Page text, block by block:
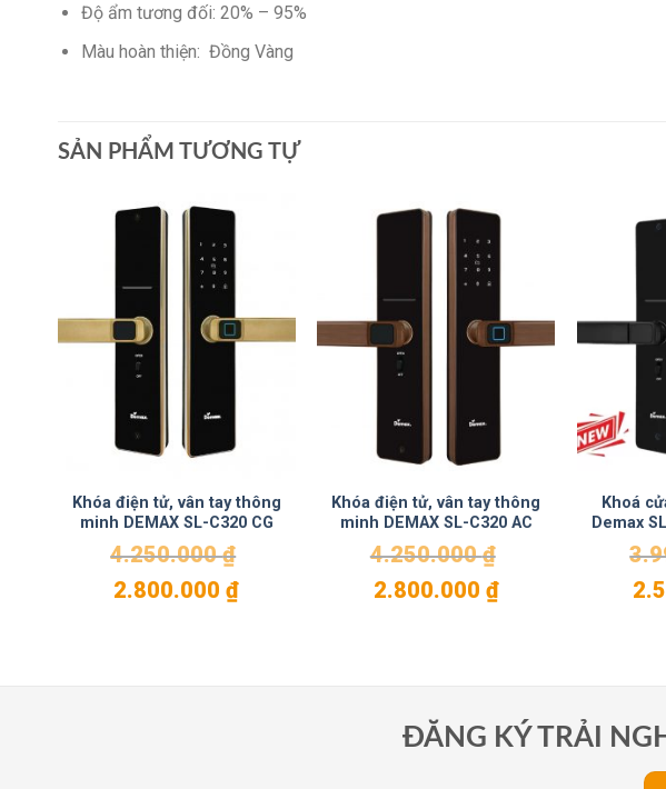
Độ ẩm tương đối: 20% – 95%
Màu hoàn thiện: Đồng Vàng
SẢN PHẨM TƯƠNG TỰ
Khóa điện tử, vân tay thông
minh DEMAX SL-C320 CG
4.250.000₫
Giá
2.800.000₫Giá
Khóa điện tử, vân tay thông
minh DEMAX SL-C320 AC
4.250.000₫
Giá
2.800.000 ₫Giá
Khoá
Demax
Giá
ĐĂNG KÝ TRẢI